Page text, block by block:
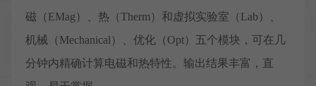
磁（EMag）、热（Therm）和虚拟实验室（Lab）、
机械（Mechanical）、优化（Opt）五个模块，可在几
分钟内精确计算电磁和热特性。输出结果丰富，直